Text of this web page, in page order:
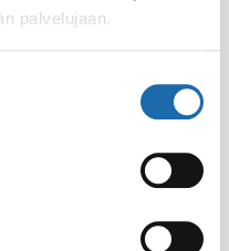
palvelujaan.